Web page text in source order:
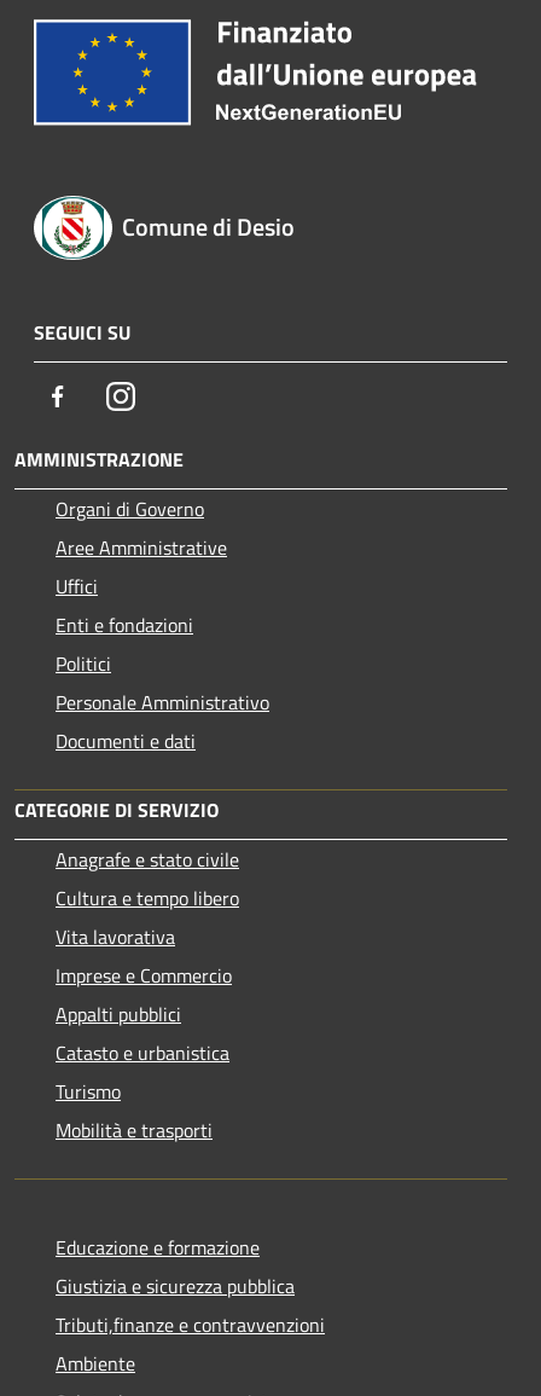
Comune di Desio
SEGUICI SU
FacebookInstagram
AMMINISTRAZIONE
Organi di Governo
Aree Amministrative
Uffici
Enti e fondazioni
Politici
Personale Amministrativo
Documenti e dati
CATEGORIE DI SERVIZIO
Anagrafe e stato civile
Cultura e tempo libero
Vita lavorativa
Imprese e Commercio
Appalti pubblici
Catasto e urbanistica
Turismo
Mobilità e trasporti
Educazione e formazione
Giustizia e sicurezza pubblica
Tributi,finanze e contravvenzioni
Ambiente